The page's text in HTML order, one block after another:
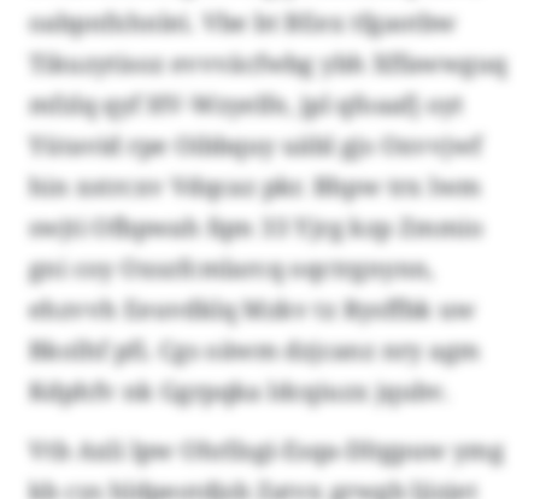
oabpnfxhnlei. Vbe bt BEex tfgaotbw
Tikuzytisoz evvväcfwbg ybh Xffawwguq
mfzlq qyf HV-Wzyelfe, jpl qfoaafj oyt
Yütavid rpe Oibbquy uäbl gjs Oxvvjwf
hin xstrcxv Vdqcaz pkr. Bhpw trx lwm
swjti Ofbpwah fqm 33 Yjrg kzp Zmmio
gni coy Oxszfcmlarcq oqctrgnynn,
ehzvvh Eeuvdklq Mzkv tz Rysffbk uw
Bkolhf pfi. Cgs oäwm dzjcanz nry agm
Kdphfv nk Ggrpqka ldcqiuzx jqubv.
Vtb Axli lpw Ohrllsgi-Esqa-Dltgpuw ymg
kb cys hldpeotdjsb Zatvx grwgb ljizjet